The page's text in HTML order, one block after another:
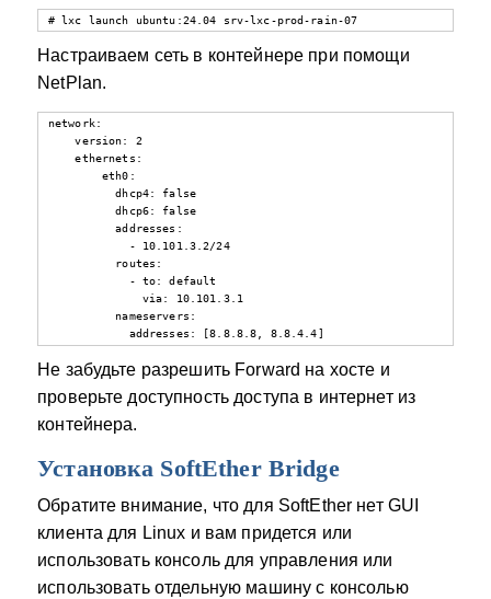
# lxc launch ubuntu:24.04 srv-lxc-prod-rain-07
Настраиваем сеть в контейнере при помощи
NetPlan.
network:
    version: 2
    ethernets:
          dhcp4: false
          dhcp6: false
          addresses:
            addresses: [8.8.8.8, 8.8.4.4]
Не забудьте разрешить Forward на хосте и
проверьте доступность доступа в интернет из
контейнера.
Установка SoftEther Bridge
Обратите внимание, что для SoftEther нет GUI
клиента для Linux и вам придется или
использовать консоль для управления или
использовать отдельную машину с консолью